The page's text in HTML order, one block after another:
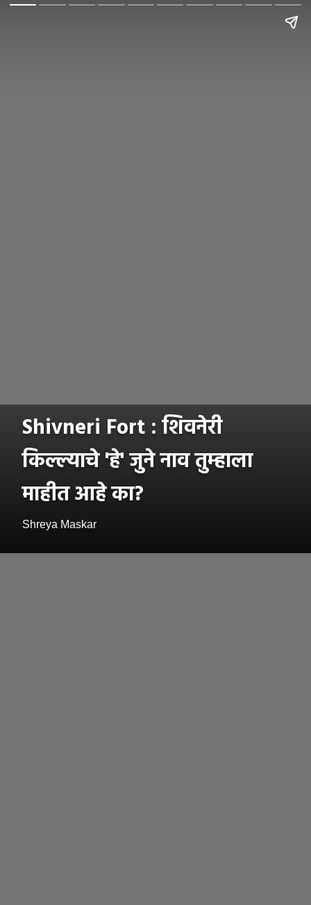
Shivneri Fort : शिवनेरी
किल्ल्याचे 'हे' जुने नाव तुम्हाला
माहीत आहे का?
Shreya Maskar